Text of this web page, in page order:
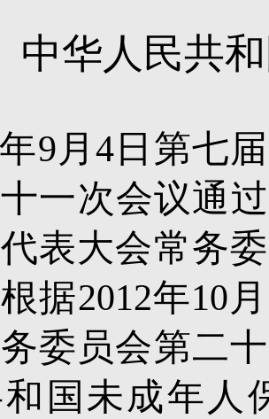
中华人民共
年9 月4 日第七
十一次会议
表大会常务
据2012年10 月
委员会第二
和国未成年人